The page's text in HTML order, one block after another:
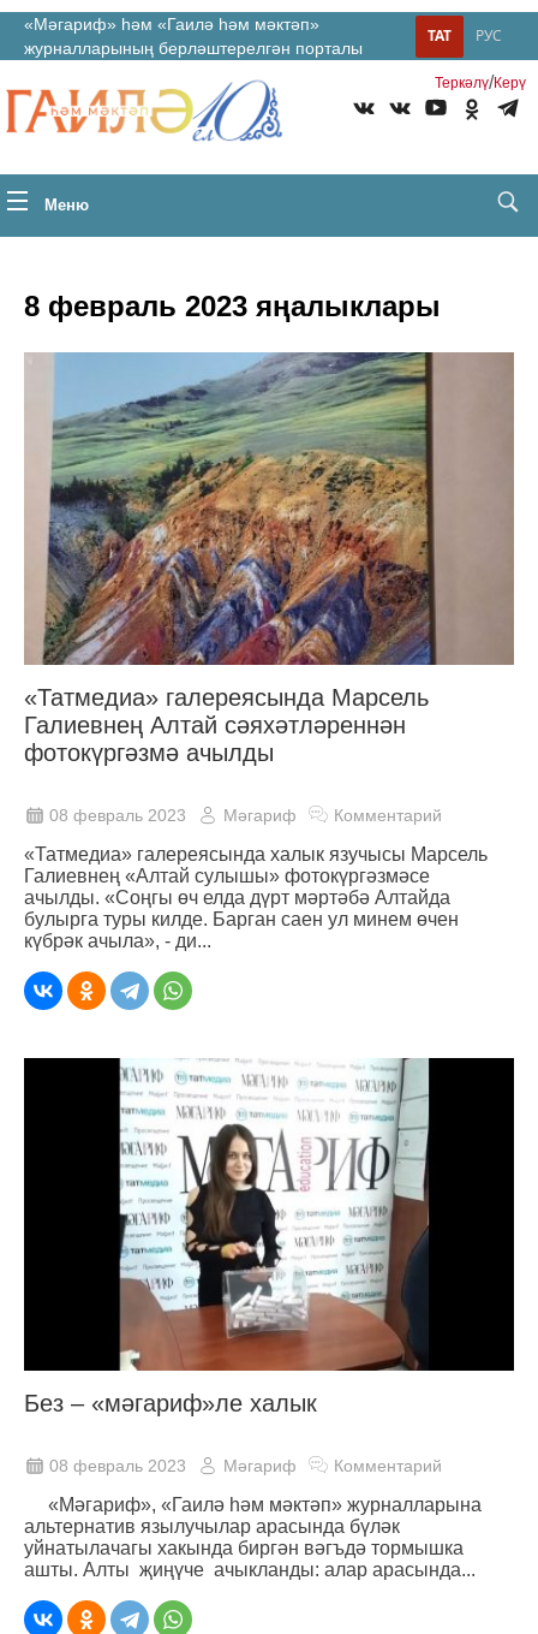
«Мәгариф» һәм «Гаилә һәм мәктәп»
журналларының берләштерелгән порталы
РУС
ТАТ
Теркəлү/Керү
Меню
8 февраль 2023 яңалыклары
«Татмедиа» галереясында Марсель
Галиевнең Алтай сәяхәтләреннән
фотокүргәзмә ачылды
08 февраль 2023 Мәгариф Комментарий
«Татмедиа» галереясында халык язучысы Марсель
Галиевнең «Алтай сулышы» фотокүргәзмәсе
ачылды. «Соңгы өч елда дүрт мәртәбә Алтайда
булырга туры килде. Барган саен ул минем өчен
күбрәк ачыла», - ди...
Без – «мәгариф»ле халык
08 февраль 2023 Мәгариф Комментарий
«Мәгариф», «Гаилә һәм мәктәп» журналларына
альтернатив язылучылар арасында бүләк
уйнатылачагы хакында биргән вәгъдә тормышка
ашты. Алты җиңүче ачыкланды: алар арасында...